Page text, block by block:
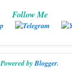
Follow Me
Powered byBlogger.